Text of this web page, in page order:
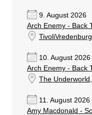
9. August 2026
Arch Enemy - Back
TivoliVredenburg
10. August 2026
Arch Enemy - Back
The Underworld
11. August 2026
Amy Macdonald -